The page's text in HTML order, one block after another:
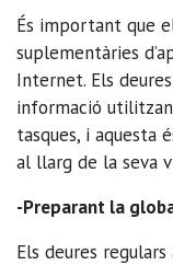
És important que
suplementàries
Internet. Els
informació
tasques, i aquesta
al llarg de la seva
-Preparant la
Els deures